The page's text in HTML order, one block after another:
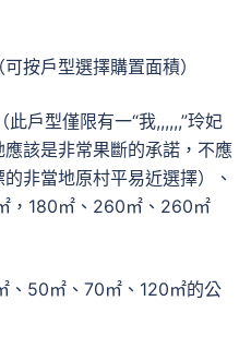
按戶型選擇購置面積）
戶型僅限有一“我,,,,,,”玲妃
該是非常果斷的承諾，不應
非當地原村平易近選擇）、
，180㎡、260㎡、260㎡
、50㎡、70㎡、120㎡的公